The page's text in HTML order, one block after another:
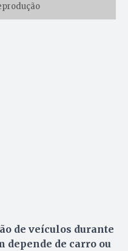
de veículos durante
depende de carro ou